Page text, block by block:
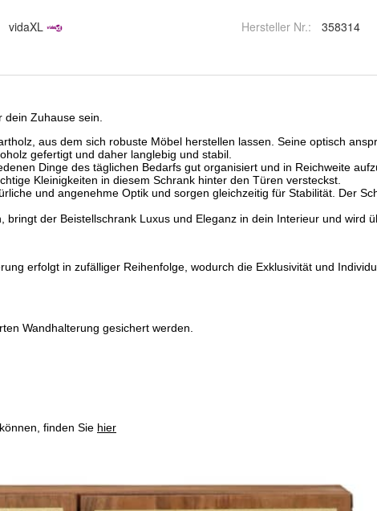
vidaXL Hersteller Nr.: 358314